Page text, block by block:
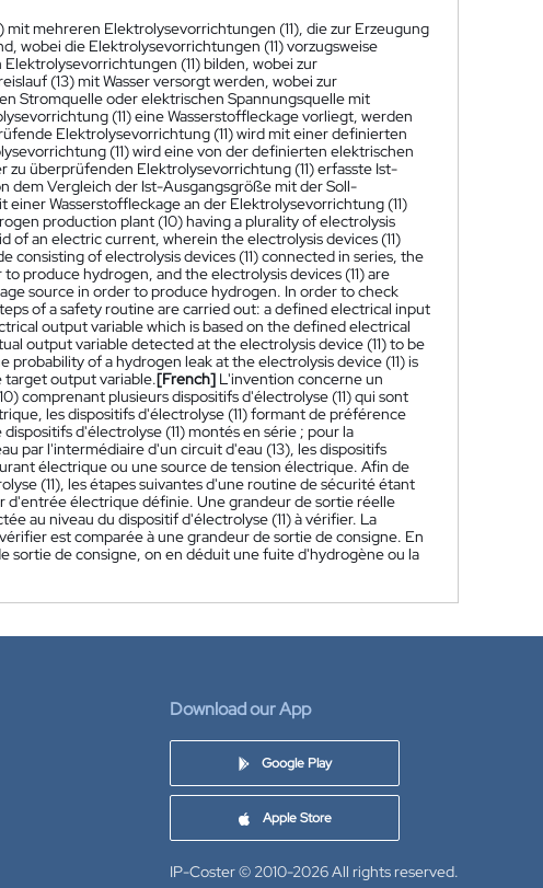
mehreren Elektrolysevorrichtungen (11), die zur Erzeugung
wobei die Elektrolysevorrichtungen (11) vorzugsweise
(11) bilden, wobei zur
(13) mit Wasser versorgt werden, wobei zur
Stromquelle oder elektrischen Spannungsquelle mit
(11) eine Wasserstoffleckage vorliegt, werden
Elektrolysevorrichtung (11) wird mit einer definierten
(11) wird eine von der definierten elektrischen
überprüfenden Elektrolysevorrichtung (11) erfasste Ist-
dem Vergleich der Ist-Ausgangsgröße mit der Soll-
Wasserstoffleckage an der Elektrolysevorrichtung (11)
production plant (10) having a plurality of electrolysis
of an electric current, wherein the electrolysis devices (11)
consisting of electrolysis devices (11) connected in series, the
produce hydrogen, and the electrolysis devices (11) are
source in order to produce hydrogen. In order to check
of a safety routine are carried out: a defined electrical input
output variable which is based on the defined electrical
output variable detected at the electrolysis device (11) to be
of a hydrogen leak at the electrolysis device (11) is
target output variable.[French] L'invention concerne un
comprenant plusieurs dispositifs d'électrolyse (11) qui sont
les dispositifs d'électrolyse (11) formant de préférence
d'électrolyse (11) montés en série ; pour la
par l'intermédiaire d'un circuit d'eau (13), les dispositifs
électrique ou une source de tension électrique. Afin de
(11), les étapes suivantes d'une routine de sécurité étant
d'entrée électrique définie. Une grandeur de sortie réelle
au niveau du dispositif d'électrolyse (11) à vérifier. La
est comparée à une grandeur de sortie de consigne. En
sortie de consigne, on en déduit une fuite d'hydrogène ou la
Download our App
Google Play
Apple Store
IP-Coster © 2010-2026All rights reserved.